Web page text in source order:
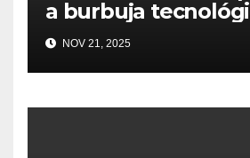
a burbuja
nervios en AI
#Bitcoin
NOV 21, 2025